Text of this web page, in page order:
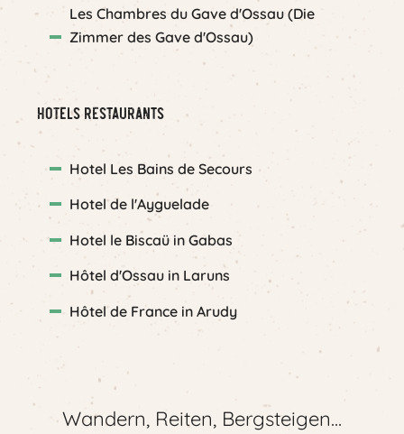
Les Chambres du Gave d'Ossau (Die
Zimmer des Gave d'Ossau)
Hotels Restaurants
Hotel Les Bains de Secours
Hotel de l'Ayguelade
Hotel le Biscaü in Gabas
Hôtel d'Ossau in Laruns
Hôtel de France in Arudy
Wandern, Reiten, Bergsteigen...